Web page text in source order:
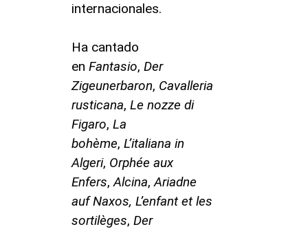
internacionales.
Ha cantado
en Fantasio, Der
Zigeunerbaron, Cavalleria
rusticana, Le nozze di
Figaro, La
bohème, L’italiana in
Algeri, Orphée aux
Enfers,Alcina,Ariadne
auf Naxos, L’enfant et les
sortilèges, Der